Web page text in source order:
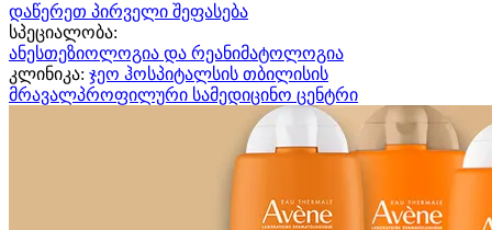
დაწერეთ პირველი შეფასება
სპეციალობა:
ანესთეზიოლოგია და რეანიმატოლოგია
კლინიკა: ჯეო ჰოსპიტალსის თბილისის
მრავალპროფილური სამედიცინო ცენტრი